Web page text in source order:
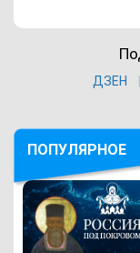
ДЗЕН
ПОПУЛЯРНОЕ